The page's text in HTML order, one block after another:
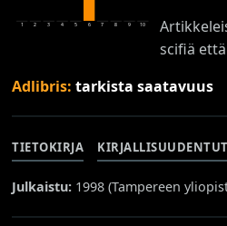
1 2 3 4 5 6 7 8 9 10
scifiä
Adlibris:tarkista saatavuus
TIETOKIRJA
Julkaistu: 1998 (Tampereen